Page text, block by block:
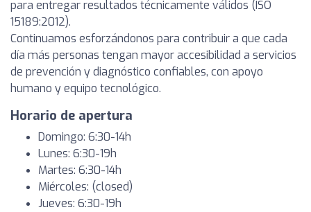
para entregar resultados técnicamente válidos (ISO
15189:2012).
Continuamos esforzándonos para contribuir a que cada
día más personas tengan mayor accesibilidad a servicios
de prevención y diagnóstico confiables, con apoyo
humano y equipo tecnológico.
Horario de apertura
Domingo: 6:30-14h
Lunes: 6:30-19h
Martes: 6:30-14h
Miércoles: (closed)
Jueves: 6:30-19h